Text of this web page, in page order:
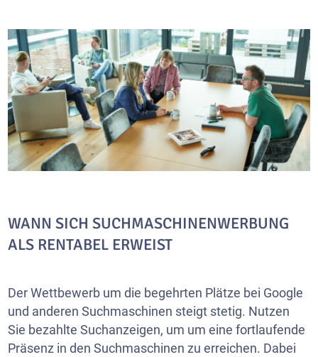
WANN SICH SUCHMASCHINENWERBUNG
ALS RENTABEL ERWEIST
Der Wettbewerb um die begehrten Plätze bei Google
und anderen Suchmaschinen steigt stetig. Nutzen
Sie bezahlte Suchanzeigen, um um eine fortlaufende
Präsenz in den Suchmaschinen zu erreichen. Dabei